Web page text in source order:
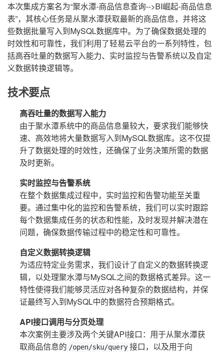
本次集成方案名为“聚水潭-商品信息查询-->BI崛起-商品信息
表”，其核心任务是从聚水潭获取最新的商品信息，并将这
些数据批量写入到MySQL数据库中。为了确保数据处理的
时效性和可靠性，我们利用了轻易云平台的一系列特性，包
括高吞吐量的数据写入能力、实时监控与告警系统以及自定
义数据转换逻辑等。
技术要点
高吞吐量的数据写入能力
由于聚水潭系统中的商品信息量较大，要求我们能够快
速、高效地将大量数据写入到MySQL数据库。这不仅提
升了数据处理的时效性，还确保了业务决策所需的数据
及时更新。
实时监控与告警系统
在整个数据集成过程中，实时监控和告警功能至关重
要。通过集中化的监控和告警系统，我们可以实时跟踪
每个数据集成任务的状态和性能，及时发现并解决潜在
问题，确保数据传输过程中的稳定性和可靠性。
自定义数据转换逻辑
为适应特定业务需求，我们设计了自定义的数据转换逻
辑，以处理聚水潭与MySQL之间的数据格式差异。这一
特性使得我们能够灵活应对各种复杂的数据结构，并保
证最终写入到MySQL中的数据符合预期格式。
API接口调用与分页处理
本次案例主要涉及两个关键API接口：用于从聚水潭获
取商品信息的 /open/sku/query 接口，以及用于向